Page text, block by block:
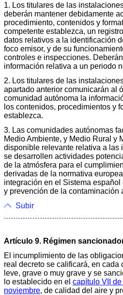
1. Los titulares de las
deberán mantener debidamente
procedimiento, contenidos y
competente establezca, un
datos relativos a la identificación
foco emisor, y de su
controles e inspecciones.
información relativa a un periodo
2. Los titulares de las
apartado anterior comunicarán al
comunidad autónoma la
los contenidos, procedimientos y
establezca.
3. Las comunidades autónomas
Medio Ambiente, y Medio Rural y
disponible relevante relativa a las
se desarrollen actividades
de la atmósfera para el
derivadas de la normativa
integración en el Sistema
y prevención de la contaminación
Subir
Artículo 9. Régimen
El incumplimiento de las
real decreto se calificará, en cada
leve, grave o muy grave y se
lo establecido en el capítulo VII
noviembre, de calidad del aire y